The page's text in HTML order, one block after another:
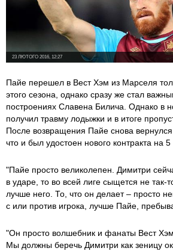
23 ЛЮТОГО 2016, 12:27
Пайе перешел в Вест Хэм из Марселя
этого сезона, однако сразу же стал
построениях Славена Билича. Однако в
получил травму лодыжки и в итоге
После возвращения Пайе снова
что и был удостоен нового контракта на
"Пайе просто великолепен. Димитри
в ударе, то во всей лиге сыщется не так-
лучше него. То, что он делает – просто
с или против игрока, лучше Пайе,
"Он просто волшебник и фанаты Вест
Мы должны беречь Димитри как зеницу